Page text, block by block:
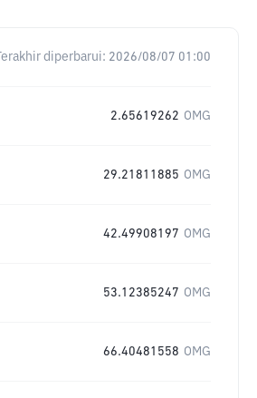
Terakhir diperbarui: 2026/08/07 01:00
2.65619262 OMG
29.21811885 OMG
42.49908197 OMG
53.12385247 OMG
66.40481558 OMG